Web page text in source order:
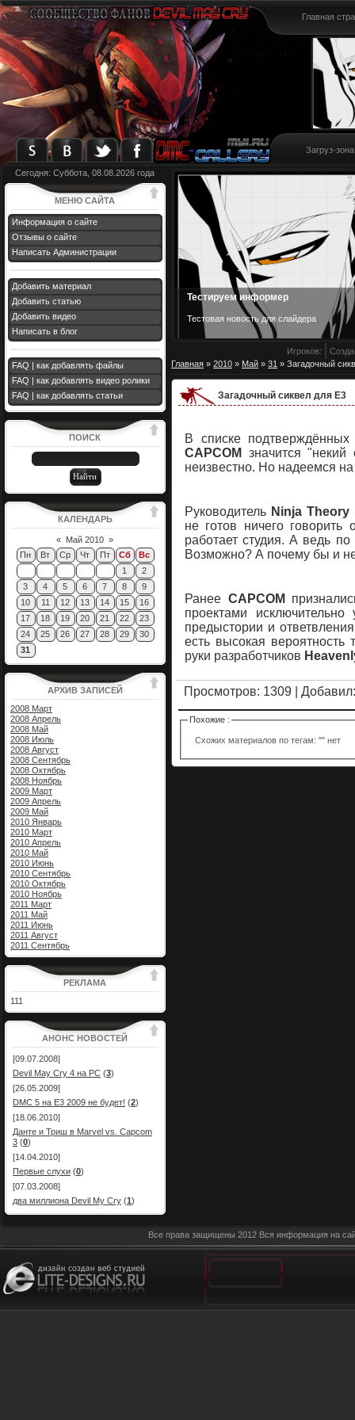
Главная
Загруз-зона
Тестируем информер
Тестовая новость для слайдера
Игроков:
Главная » 2010 » Май » 31 » Загадочный
Загадочный сиквел для E3
В списке
CAPCOM
значится
неизвестно. Но надеемся
Руководитель Ninja Theory
не готов ничего
работает студия. А ведь
Возможно? А почему бы и
Ранее CAPCOM
проектами
предыстории и
есть высокая
руки разработчиков
Просмотров: 1309 | Добавил
Похожие :
Схожих материалов по тегам: "" нет
Сегодня: Суббота, 08.08.2026 года
МЕНЮ САЙТА
Информация о сайте
Отзывы о сайте
Написать Администрации
Добавить материал
Добавить статью
Добавить видео
Написать в блог
FAQ | как добавлять файлы
FAQ | как добавлять видео ролики
FAQ | как добавлять статьи
ПОИСК
КАЛЕНДАРЬ
« Май 2010 »
Пн
Вт Ср Чт Пт Сб
Вс
1
2
3
4 5 6 7 8
9
10
11 12 13 14 15
16
17
18 19 20 21 22
23
24
25 26 27 28 29
30
31
АРХИВ ЗАПИСЕЙ
2008 Март
2008 Апрель
2008 Май
2008 Июль
2008 Август
2008 Сентябрь
2008 Октябрь
2008 Ноябрь
2009 Март
2009 Апрель
2009 Май
2010 Январь
2010 Март
2010 Апрель
2010 Май
2010 Июнь
2010 Сентябрь
2010 Октябрь
2010 Ноябрь
2011 Март
2011 Май
2011 Июнь
2011 Август
2011 Сентябрь
РЕКЛАМА
111
АНОНС НОВОСТЕЙ
[09.07.2008]
Devil May Cry 4 на PC (3)
[26.05.2009]
DMC 5 на E3 2009 не будет! (2)
[18.06.2010]
Данте и Триш в Marvel vs. Capcom
3 (0)
[14.04.2010]
Первые слухи (0)
[07.03.2008]
два миллиона Devil My Cry (1)
Все права защищены 2012 Вся информация на